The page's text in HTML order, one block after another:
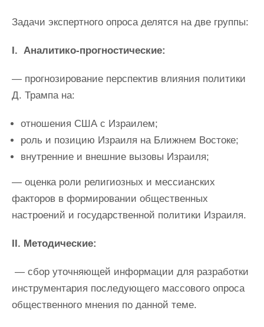
Задачи экспертного опроса делятся на две группы:
I. Аналитико-прогностические:
— прогнозирование перспектив влияния политики
Д. Трампа на:
отношения США с Израилем;
роль и позицию Израиля на Ближнем Востоке;
внутренние и внешние вызовы Израиля;
— оценка роли религиозных и мессианских
факторов в формировании общественных
настроений и государственной политики Израиля.
II. Методические:
— сбор уточняющей информации для разработки
инструментария последующего массового опроса
общественного мнения по данной теме.